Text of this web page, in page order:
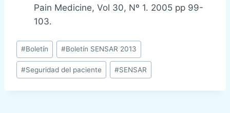
Pain Medicine, Vol 30, Nº 1. 2005 pp 99-
103.
Etiquetas
de
la
#Boletín #Boletín SENSAR 2013
#Seguridad del paciente #SENSAR